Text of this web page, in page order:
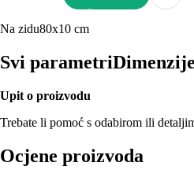
Na zidu80x10 cm
Svi parametri
Upit o proizvodu
Trebate li pomoć s odabirom ili
Ocjene proizvoda